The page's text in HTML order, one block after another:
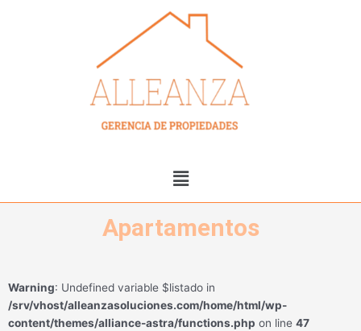
Menu
Apartamentos
Warning: Undefined variable $listado in
/srv/vhost/alleanzasoluciones.com/home/html/wp-
content/themes/alliance-astra/functions.php on line 47